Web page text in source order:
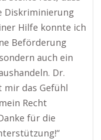
Diskriminierung
Hilfe konnte ich
Beförderung
auch ein
Dr.
mir das Gefühl
Recht
für die